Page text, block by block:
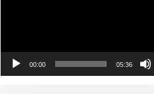
00:00 05:36